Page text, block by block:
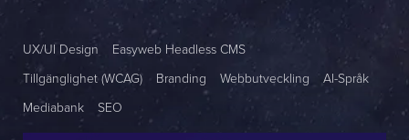
Telefon *
Meddelande
UX/UI Design
Easyweb Headless CMS
Tillgänglighet (WCAG)
Branding Webbutveckling
AI-Språk
Mediabank
SEO